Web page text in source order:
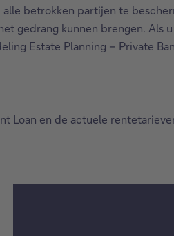
betrokken partijen te
gedrang kunnen brengen.
Estate Planning – Private
Loan en de actuele